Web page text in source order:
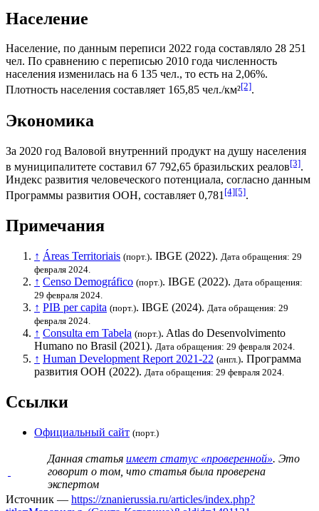
Население
Население, по данным переписи 2022 года составляло 28 251
чел. По сравнению с переписью 2010 года численность
населения изменилась на 6 135 чел., то есть на 2,06%.
Плотность населения составляет 165,85 чел./км²[2].
Экономика
За 2020 год Валовой внутренний продукт на душу населения
в муниципалитете составил 67 792,65 бразильских реалов[3].
Индекс развития человеческого потенциала, согласно данным
Программы развития ООН, составляет 0,781 [4][5].
Примечания
↑ Áreas Territoriais (порт.). IBGE (2022). Дата обращения: 29
февраля 2024.
↑ Censo Demográfico (порт.). IBGE (2022). Дата обращения:
29 февраля 2024.
↑ PIB per capita (порт.). IBGE (2024). Дата обращения: 29
февраля 2024.
↑ Consulta em Tabela (порт.). Atlas do Desenvolvimento
Humano no Brasil (2021). Дата обращения: 29 февраля 2024.
↑ Human Development Report 2021-22 (англ.). Программа
развития ООН (2022). Дата обращения: 29 февраля 2024.
Ссылки
Официальный сайт (порт.)
Данная статья имеет статус «проверенной». Это
говорит о том, что статья была проверена
экспертом
Источник — https://znanierussia.ru/articles/index.php?